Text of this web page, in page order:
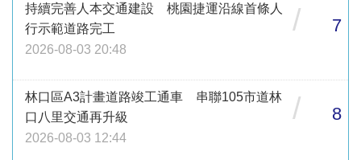
持續完善人本交通建設 桃園捷運沿線首條人
行示範道路完工
2026-08-03 20:48
/ 7
林口區A3計畫道路竣工通車 串聯105市道林
口八里交通再升級
2026-08-03 12:44
/ 8